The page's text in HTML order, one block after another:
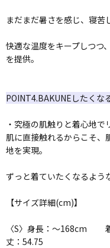
まだまだ暑さを感じ、寝苦
快適な温度をキープしつつ
を提供。
POINT4.BAKUNEしたくな
・究極の肌触りと着心地で
肌に直接触れるからこそ、
地を実現。
ずっと着ていたくなるよう
【サイズ詳細(cm)】
〈S〉身長：～168cm
丈：54.75